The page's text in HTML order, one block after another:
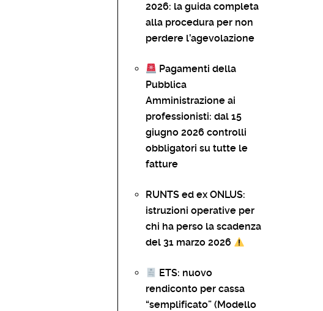
2026: la guida completa
alla procedura per non
perdere l’agevolazione
Pagamenti della
Pubblica
Amministrazione ai
professionisti: dal 15
giugno 2026 controlli
obbligatori su tutte le
fatture
RUNTS ed ex ONLUS:
istruzioni operative per
chi ha perso la scadenza
del 31 marzo 2026
ETS: nuovo
rendiconto per cassa
“semplificato” (Modello